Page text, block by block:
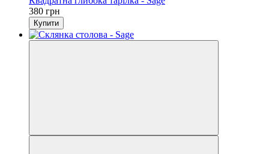
380 грн
Купити